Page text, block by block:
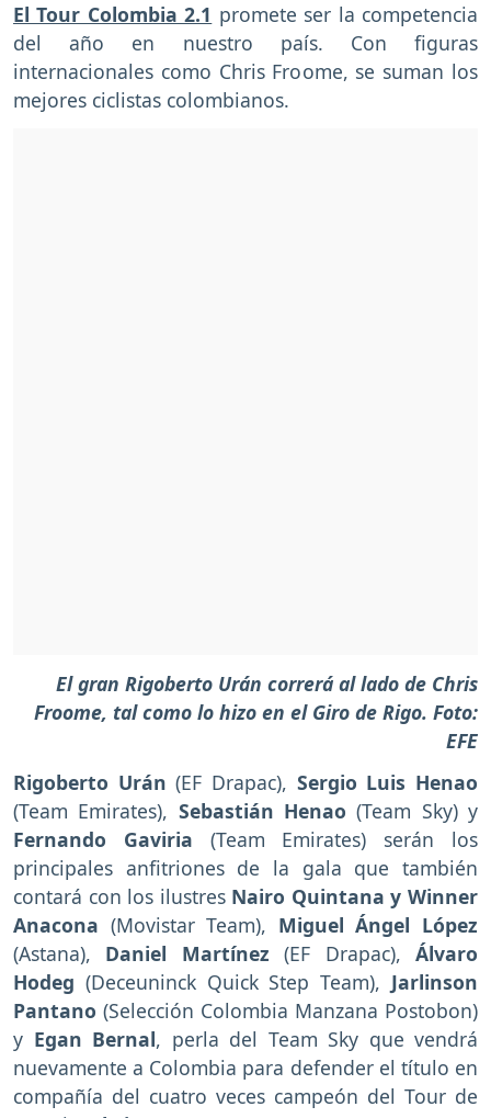
El Tour Colombia 2.1 promete ser la competencia
del año en nuestro país. Con figuras
internacionales como Chris Froome, se suman los
mejores ciclistas colombianos.
El gran Rigoberto Urán correrá al lado de Chris
Froome, tal como lo hizo en el Giro de Rigo. Foto:
EFE
Rigoberto Urán (EF Drapac), Sergio Luis Henao
(Team Emirates), Sebastián Henao (Team Sky) y
Fernando Gaviria (Team Emirates) serán los
principales anfitriones de la gala que también
contará con los ilustres Nairo Quintana y Winner
Anacona (Movistar Team), Miguel Ángel López
(Astana), Daniel Martínez (EF Drapac),Álvaro
Hodeg (Deceuninck Quick Step Team), Jarlinson
Pantano (Selección Colombia Manzana Postobon)
y Egan Bernal, perla del Team Sky que vendrá
nuevamente a Colombia para defender el título en
compañía del cuatro veces campeón del Tour de